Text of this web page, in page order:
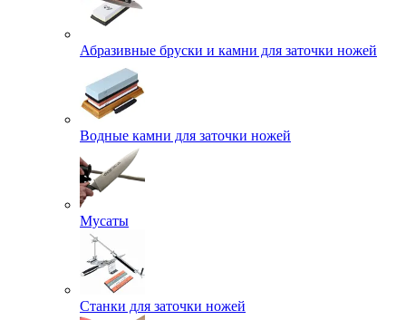
Абразивные бруски и камни для заточки ножей
Водные камни для заточки ножей
Мусаты
Станки для заточки ножей